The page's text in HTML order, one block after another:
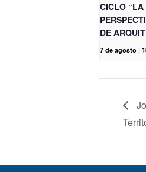
CICLO “LA
DE
7 de agosto |